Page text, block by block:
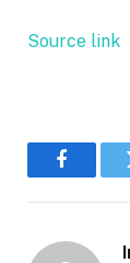
Source link